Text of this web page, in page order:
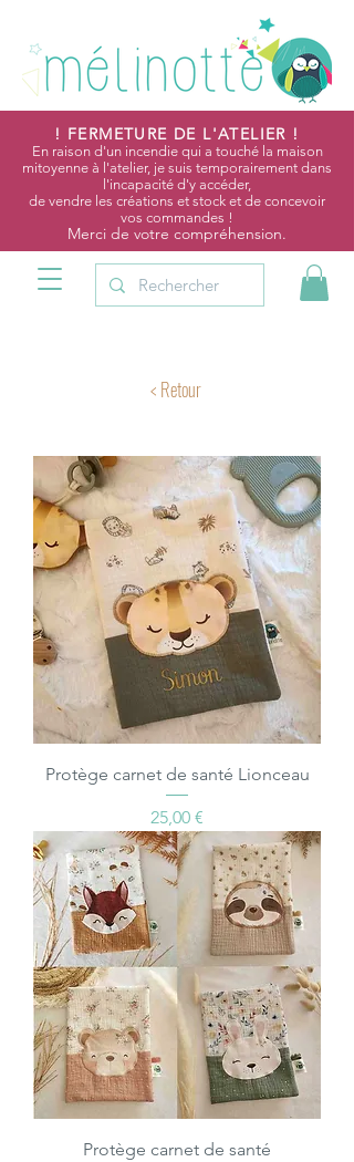
! FERMETURE DE L'ATELIER !
En raison d'un incendie qui a touché la maison
mitoyenne à l'atelier, je suis temporairement dans
l'incapacité d'y accéder,
de vendre les créations et stock et de concevoir
vos commandes !
Merci de votre compréhension.
< Retour
Protège carnet de santé Lionceau
Prix
25,00 €
Protège carnet de santé